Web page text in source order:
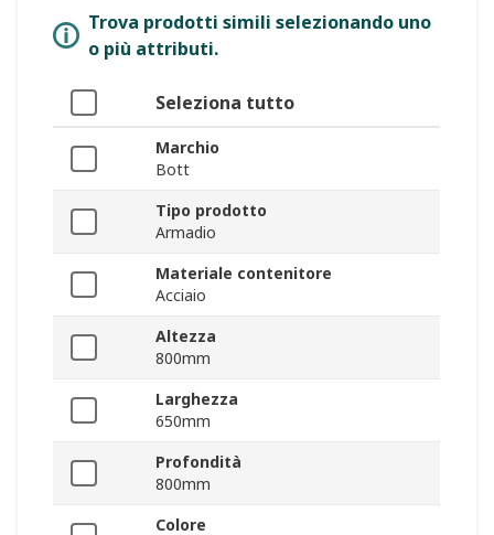
Trova prodotti simili selezionando uno
o più attributi.
Seleziona tutto
Marchio
Bott
Tipo prodotto
Armadio
Materiale contenitore
Acciaio
Altezza
800mm
Larghezza
650mm
Profondità
800mm
Colore